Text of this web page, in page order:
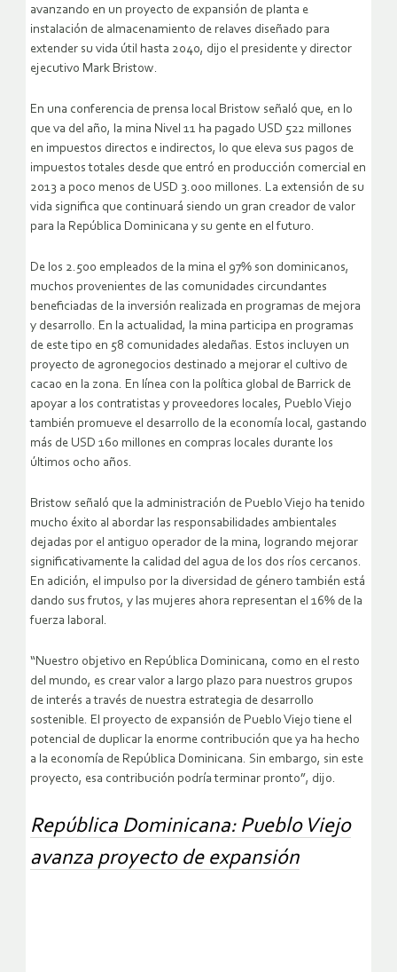
avanzando en un proyecto de expansión de planta e
instalación de almacenamiento de relaves diseñado para
extender su vida útil hasta 2040, dijo el presidente y director
ejecutivo Mark Bristow.
En una conferencia de prensa local Bristow señaló que, en lo
que va del año, la mina Nivel 11 ha pagado USD 522 millones
en impuestos directos e indirectos, lo que eleva sus pagos de
impuestos totales desde que entró en producción comercial en
2013 a poco menos de USD 3.000 millones. La extensión de su
vida significa que continuará siendo un gran creador de valor
para la República Dominicana y su gente en el futuro.
De los 2.500 empleados de la mina el 97% son dominicanos,
muchos provenientes de las comunidades circundantes
beneficiadas de la inversión realizada en programas de mejora
y desarrollo. En la actualidad, la mina participa en programas
de este tipo en 58 comunidades aledañas. Estos incluyen un
proyecto de agronegocios destinado a mejorar el cultivo de
cacao en la zona. En línea con la política global de Barrick de
apoyar a los contratistas y proveedores locales, Pueblo Viejo
también promueve el desarrollo de la economía local, gastando
más de USD 160 millones en compras locales durante los
últimos ocho años.
Bristow señaló que la administración de Pueblo Viejo ha tenido
mucho éxito al abordar las responsabilidades ambientales
dejadas por el antiguo operador de la mina, logrando mejorar
significativamente la calidad del agua de los dos ríos cercanos.
En adición, el impulso por la diversidad de género también está
dando sus frutos, y las mujeres ahora representan el 16% de la
fuerza laboral.
“Nuestro objetivo en República Dominicana, como en el resto
del mundo, es crear valor a largo plazo para nuestros grupos
de interés a través de nuestra estrategia de desarrollo
sostenible. El proyecto de expansión de Pueblo Viejo tiene el
potencial de duplicar la enorme contribución que ya ha hecho
a la economía de República Dominicana. Sin embargo, sin este
proyecto, esa contribución podría terminar pronto”, dijo.
República Dominicana: Pueblo Viejo
avanza proyecto de expansión